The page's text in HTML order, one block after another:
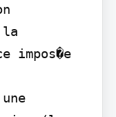
la
impos�e